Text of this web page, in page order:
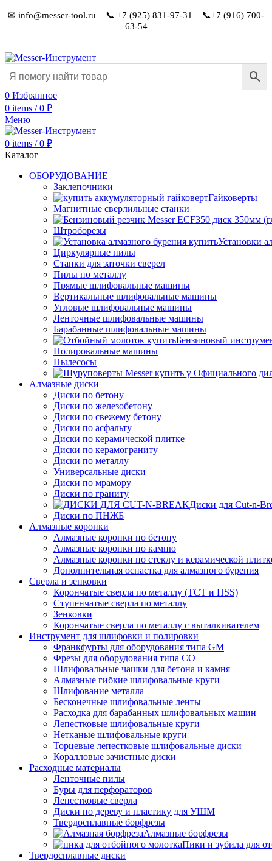
✉ info@messer-tool.ru 📞 +7 (925) 831-97-31
📞+7 (916) 700-
63-54
0 Избранное
0 items / 0 ₽
Меню
0 items / 0 ₽
Каталог
ОБОРУДОВАНИЕ
Заклепочники
Гайковерты
Магнитные сверлильные станки
Штроборезы
Установки
Циркулярные пилы
Станки для заточки сверел
Пилы по металлу
Прямые шлифовальные машины
Вертикальные шлифовальные машины
Угловые шлифовальные машины
Ленточные шлифовальные машины
Барабанные шлифовальные машины
Бензиновый
Полировальные машины
Пылесосы
Алмазные диски
Диски по бетону
Диски по железобетону
Диски по свежему бетону
Диски по асфальту
Диски по керамической плитке
Диски по керамограниту
Диски по металлу
Универсальные диски
Диски по мрамору
Диски по граниту
Диски для Cut-n-
Диски по ПНЖБ
Алмазные коронки
Алмазные коронки по бетону
Алмазные коронки по камню
Алмазные коронки по стеклу и керамической
Дополнительная оснастка для алмазного бурения
Сверла и зенковки
Корончатые сверла по металлу (TCT и HSS)
Ступенчатые сверла по металлу
Зенковки
Корончатые сверла по металлу c выталкивателем
Инструмент для шлифовки и полировки
Франкфурты для оборудования типа GM
Фрезы для оборудования типа СО
Шлифовальные чашки для бетона и камня
Алмазные гибкие шлифовальные круги
Шлифование металла
Бесконечные шлифовальные ленты
Расходка для барабанных шлифовальных машин
Лепестковые шлифовальные круги
Нетканые шлифовальные круги
Торцевые лепестковые шлифовальные диски
Коралловые зачистные диски
Расходные материалы
Ленточные пилы
Буры для перфораторов
Лепестковые сверла
Диски по дереву и пластику для УШМ
Твердосплавные борфрезы
Алмазные борфрезы
Пики и зубила для
Твердосплавные диски